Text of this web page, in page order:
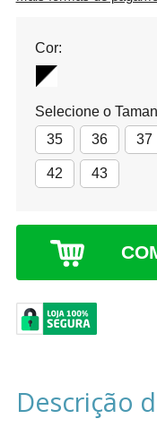
Cor:
Selecione o
35
36 37
42 43
Descrição